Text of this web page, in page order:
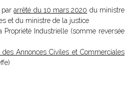
pararrêté du 10 mars 2020 du ministre
et du ministre de la justice
Propriété Industrielle (somme reversée
Annonces Civiles et Commerciales